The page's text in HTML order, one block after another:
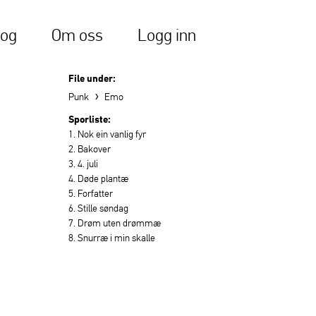
Om oss Logg inn
File under:
Punk › Emo
Sporliste:
1. Nok ein vanlig fyr
2. Bakover
3. 4. juli
4. Døde plantæ
5. Forfatter
6. Stille søndag
7. Drøm uten drømmæ
8. Snurræ i min skalle